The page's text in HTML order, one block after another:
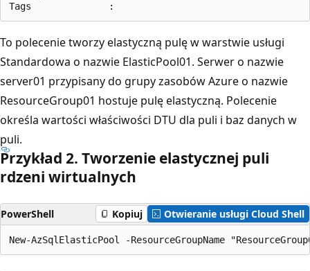
To polecenie tworzy elastyczną pulę w warstwie usługi
Standardowa o nazwie ElasticPool01. Serwer o nazwie
server01 przypisany do grupy zasobów Azure o nazwie
ResourceGroup01 hostuje pulę elastyczną. Polecenie
określa wartości właściwości DTU dla puli i baz danych w
puli.
Przykład 2. Tworzenie elastycznej puli
rdzeni wirtualnych
PowerShell Kopiuj Otwieranie usługi Cloud Shell